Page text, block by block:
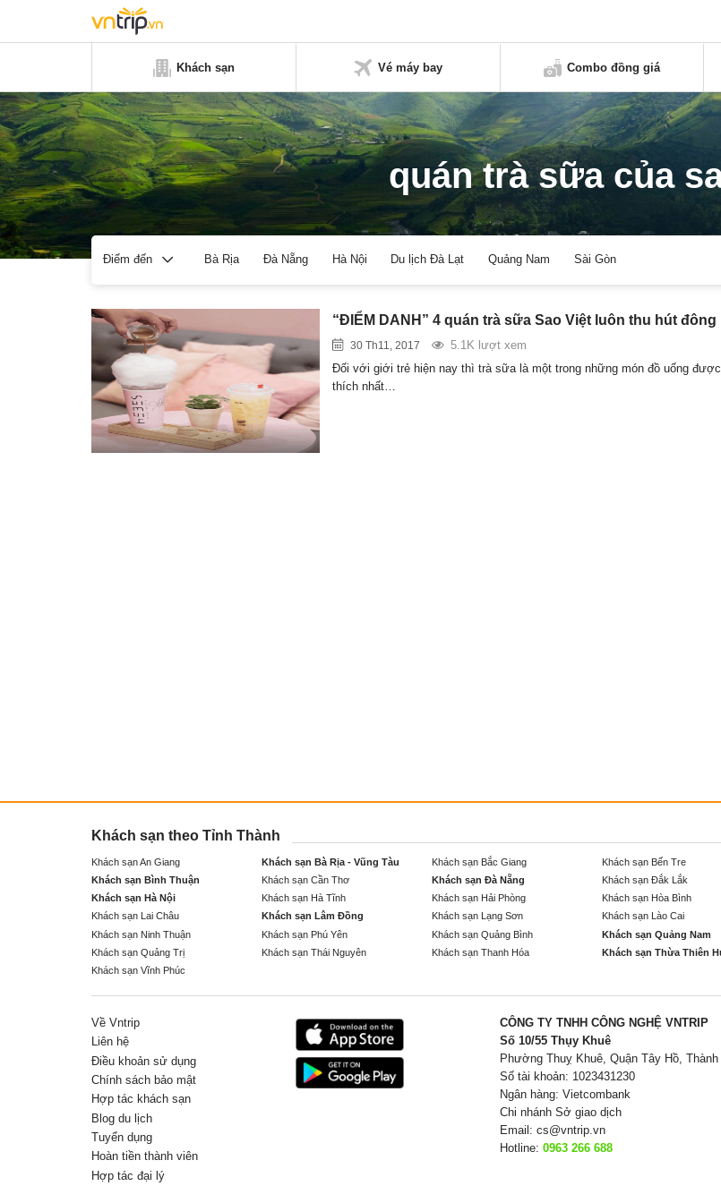
Khách sạn Vé máy bay Combo đồng giá
quán trà sữa của
Điểm đến Bà Rịa Đà Nẵng Hà Nội Du lịch Đà Lạt Quảng Nam Sài Gòn
“ĐIỂM DANH” 4 quán trà sữa Sao Việt luôn thu hút đông
30 Th11, 2017
5.1K lượt xem
Đối với giới trẻ hiện nay thì trà sữa là một trong những món đồ uống
thích nhất…
Khách sạn theo Tỉnh Thành
Khách sạn An Giang Khách sạn Bà Rịa - Vũng Tàu Khách sạn Bắc Giang Khách sạn Bến Tre
Khách sạn Bình Thuận
Khách sạn Cần Thơ Khách sạn Đà Nẵng Khách sạn Đắk Lắk
Khách sạn Hà Nội
Khách sạn Hà Tĩnh Khách sạn Hải Phòng Khách sạn Hòa Bình
Khách sạn Lai Châu
Khách sạn Lâm Đồng Khách sạn Lạng Sơn Khách sạn Lào Cai
Khách sạn Ninh Thuận
Khách sạn Phú Yên Khách sạn Quảng Bình Khách sạn Quảng Nam
Khách sạn Quảng Trị
Khách sạn Thái Nguyên Khách sạn Thanh Hóa Khách sạn Thừa Thiên
Khách sạn Vĩnh Phúc
Về Vntrip
Liên hệ
Điều khoản sử dụng
Chính sách bảo mật
Hợp tác khách sạn
Blog du lịch
Tuyển dụng
Hoàn tiền thành viên
Hợp tác đại lý
CÔNG TY TNHH CÔNG NGHỆ VNTRIP
Số 10/55 Thụy Khuê
Phường Thuỵ Khuê, Quận Tây Hồ, Thành
Số tài khoản: 1023431230
Ngân hàng: Vietcombank
Chi nhánh Sở giao dịch
Email: cs@vntrip.vn
Hotline: 0963 266 688